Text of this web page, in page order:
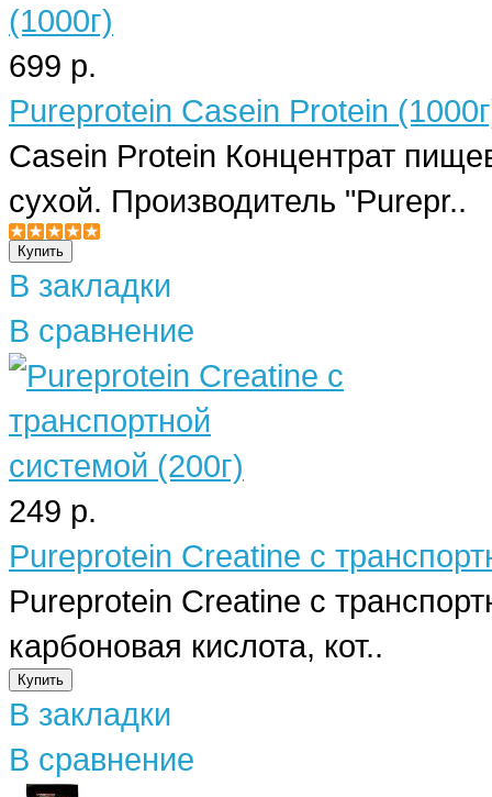
699 р.
Pureprotein Casein Protein
Casein Protein Концентрат
сухой. Производитель "Purepr..
В закладки
В сравнение
249 р.
Pureprotein Creatine с
Pureprotein Creatine с
карбоновая кислота, кот..
В закладки
В сравнение